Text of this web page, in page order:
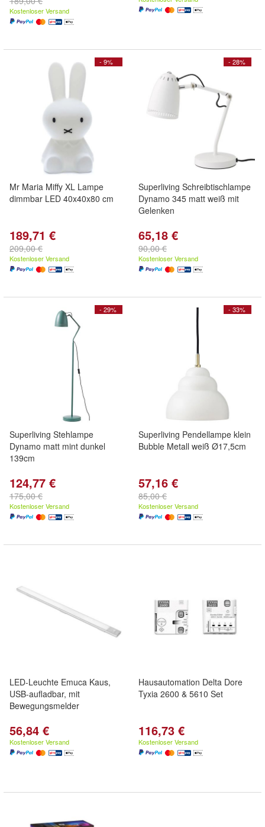
Kostenloser Versand
- 9%
Mr Maria Miffy XL Lampe
dimmbar LED 40x40x80 cm
189,71 €
209,00 €
Kostenloser Versand
- 28%
Superliving Schreibtischlampe
Dynamo 345 matt weiß mit
Gelenken
65,18 €
90,00 €
Kostenloser Versand
- 29%
Superliving Stehlampe
Dynamo matt mint dunkel
139cm
124,77 €
175,00 €
Kostenloser Versand
- 33%
Superliving Pendellampe klein
Bubble Metall weiß Ø17,5cm
57,16 €
85,00 €
Kostenloser Versand
LED-Leuchte Emuca Kaus,
USB-aufladbar, mit
Bewegungsmelder
56,84 €
Kostenloser Versand
Hausautomation Delta Dore
Tyxia 2600 & 5610 Set
116,73 €
Kostenloser Versand